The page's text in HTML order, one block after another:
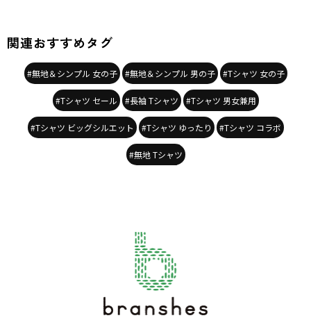
関連おすすめタグ
#無地＆シンプル 女の子 #無地＆シンプル 男の子 #Tシャツ 女の子
#Tシャツ セール #長袖 Tシャツ #Tシャツ 男女兼用
#Tシャツ ビッグシルエット #Tシャツ ゆったり #Tシャツ コラボ
#無地 Tシャツ